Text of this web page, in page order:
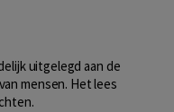
uitgelegd aan de
mensen. Het lees